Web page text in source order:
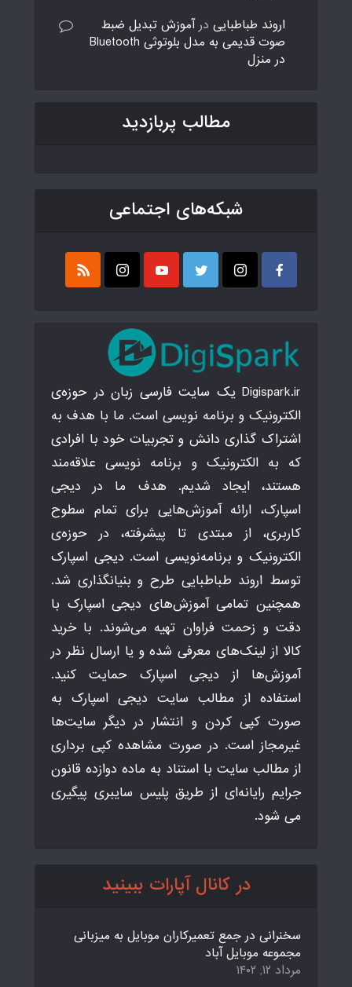
اروند طباطبایی درآموزش تبدیل ضبط
صوت قدیمی به مدل بلوتوثی Bluetooth
در منزل
مطالب پربازدید
شبکه‌های اجتماعی
Digispark.ir یک سایت فارسی زبان در حوزه‌ی
الکترونیک و برنامه نویسی است. ما با هدف به
اشتراک گذاری دانش و تجربیات خود با افرادی
که به الکترونیک و برنامه نویسی علاقه‌مند
هستند، ایجاد شدیم. هدف ما در دیجی
اسپارک، ارائه آموزش‌هایی برای تمام سطوح
کاربری، از مبتدی تا پیشرفته، در حوزه‌ی
الکترونیک و برنامه‌نویسی است. دیجی اسپارک
توسط اروند طباطبایی طرح و بنیانگذاری شد.
همچنین تمامی آموزش‌های دیجی اسپارک با
دقت و زحمت فراوان تهیه می‌شوند. با خرید
کالا از لینک‌های معرفی شده و یا ارسال نظر در
آموزش‌ها از دیجی اسپارک حمایت کنید.
استفاده از مطالب سایت دیجی اسپارک به
صورت کپی کردن و انتشار در دیگر سایت‌ها
غیرمجاز است. در صورت مشاهده کپی برداری
از مطالب سایت با استناد به ماده دوازده قانون
جرایم رایانه‌ای از طریق پلیس سایبری پیگیری
می شود.
در کانال آپارات ببینید
سخنرانی در جمع تعمیرکاران موبایل به میزبانی
مجموعه موبایل آباد
مرداد ۱۲, ۱۴۰۲